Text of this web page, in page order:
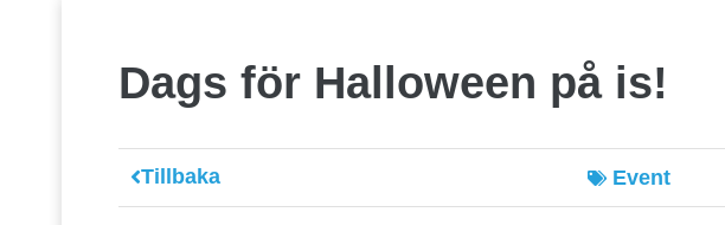
Dags för Halloween på is!
Tillbaka Event